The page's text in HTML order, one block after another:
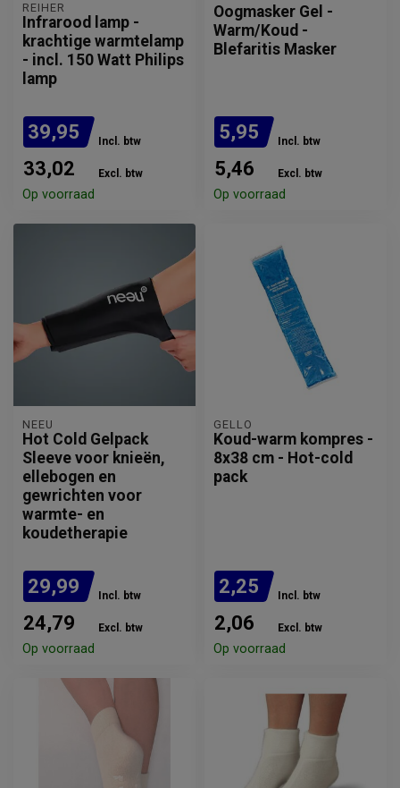
REIHER
Infrarood lamp -
krachtige warmtelamp
- incl. 150 Watt Philips
lamp
39,95 Incl. btw
33,02 Excl. btw
Op voorraad
Oogmasker Gel -
Warm/Koud -
Blefaritis Masker
5,95 Incl. btw
5,46 Excl. btw
Op voorraad
NEEU
Hot Cold Gelpack
Sleeve voor knieën,
ellebogen en
gewrichten voor
warmte- en
koudetherapie
29,99 Incl. btw
24,79 Excl. btw
Op voorraad
GELLO
Koud-warm kompres -
8x38 cm - Hot-cold
pack
2,25 Incl. btw
2,06 Excl. btw
Op voorraad